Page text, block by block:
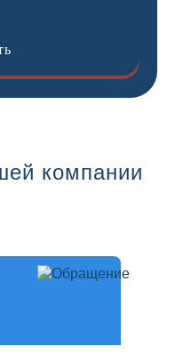
компании